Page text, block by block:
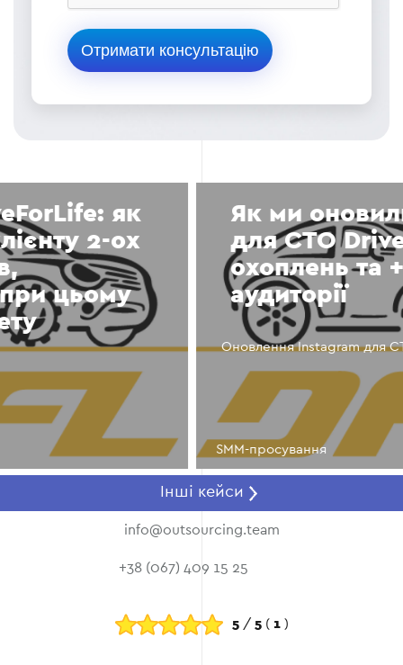
Як ми оновили Instagram
для СТО DriveForLife: +55%
охоплень та +37%
аудиторії
Оновлення Instagram для СТО DriveForLife
SMM-просування
Інші кейси
info@outsourcing.team
+38 (067) 409 15 25
5/ 5( 1)